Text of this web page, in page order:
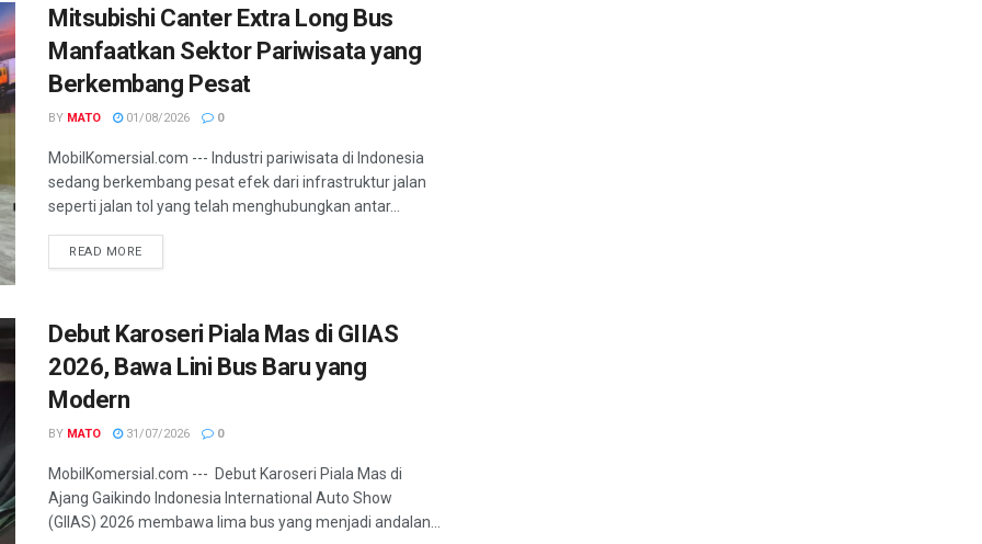
Mitsubishi Canter Extra Long Bus
Manfaatkan Sektor Pariwisata yang
Berkembang Pesat
BY MATO 01/08/2026 0
MobilKomersial.com --- Industri pariwisata di Indonesia
sedang berkembang pesat efek dari infrastruktur jalan
seperti jalan tol yang telah menghubungkan antar...
READ MORE
Debut Karoseri Piala Mas di GIIAS
2026, Bawa Lini Bus Baru yang
Modern
BY MATO 31/07/2026 0
MobilKomersial.com --- Debut Karoseri Piala Mas di
Ajang Gaikindo Indonesia International Auto Show
(GIIAS) 2026 membawa lima bus yang menjadi andalan...